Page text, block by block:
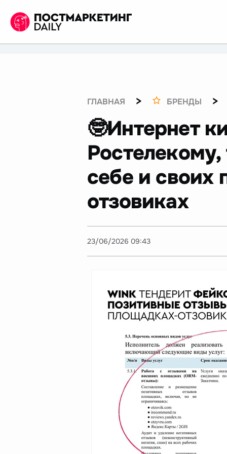
ГЛАВНАЯ > БРЕНДЫ >
🤓Интернет
себе и своих
отзовиках
23/06/2026 09:43